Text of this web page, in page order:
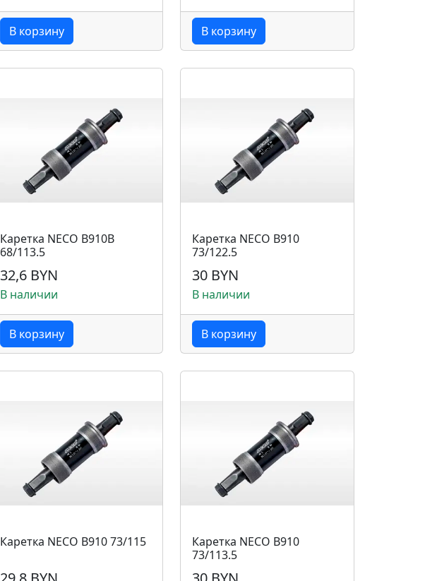
В корзину В корзину
Каретка NECO B910B
68/113.5
32,6 BYN
В наличии
В корзину
Каретка NECO B910
73/122.5
30 BYN
В наличии
В корзину
Каретка NECO B910 73/115
Каретка NECO B910
73/113.5